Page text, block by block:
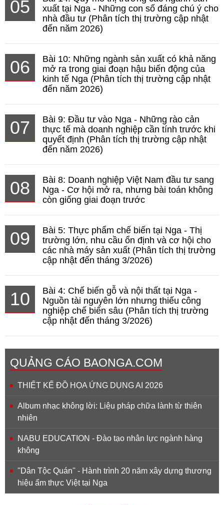
05
xuất tại Nga - Những con số đáng chú ý cho
nhà đầu tư (Phân tích thị trường cập nhật
đến năm 2026)
06
Bài 10: Những ngành sản xuất có khả năng
mở ra trong giai đoạn hậu biến động của
kinh tế Nga (Phân tích thị trường cập nhật
đến năm 2026)
07
Bài 9: Đầu tư vào Nga - Những rào cản
thực tế mà doanh nghiệp cần tính trước khi
quyết định (Phân tích thị trường cập nhật
đến năm 2026)
08
Bài 8: Doanh nghiệp Việt Nam đầu tư sang
Nga - Cơ hội mở ra, nhưng bài toán không
còn giống giai đoạn trước
09
Bài 5: Thực phẩm chế biến tại Nga - Thị
trường lớn, nhu cầu ổn định và cơ hội cho
các nhà máy sản xuất (Phân tích thị trường
cập nhật đến tháng 3/2026)
10
Bài 4: Chế biến gỗ và nội thất tại Nga -
Nguồn tài nguyên lớn nhưng thiếu công
nghiệp chế biến sâu (Phân tích thị trường
cập nhật đến tháng 3/2026)
QUẢNG CÁO BAONGA.COM
THIẾT KẾ ĐỒ HỌA ỨNG DỤNG AI 2026
Album nhạc không lời: Liệu pháp chữa lành từ thiên
nhiên
NABU EDUCATION - Đào tạo nhân lực ngành hàng
không
''Dân Tộc Quán'' - Hành trình 20 năm xây dựng thương
hiệu ẩm thực Việt tại Nga